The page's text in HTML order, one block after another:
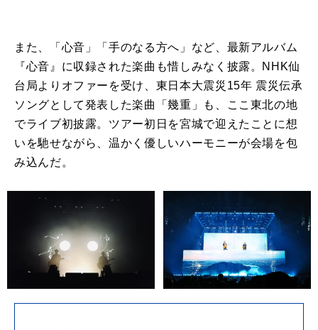
また、「⼼⾳」「⼿のなる⽅へ」など、最新アルバム
『⼼⾳』に収録された楽曲も惜しみなく披露。NHK仙
台局よりオファーを受け、東⽇本⼤震災15年 震災伝承
ソングとして発表した楽曲「幾重」も、ここ東北の地
でライブ初披露。ツアー初⽇を宮城で迎えたことに想
いを馳せながら、温かく優しいハーモニーが会場を包
み込んだ。